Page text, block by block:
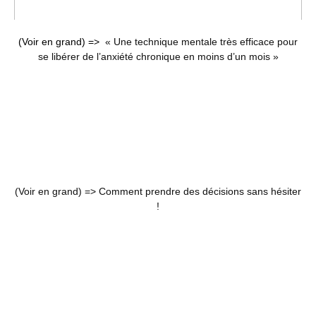
(Voir en grand) => « Une technique mentale très efficace pour
se libérer de l’anxiété chronique en moins d’un mois »
(Voir en grand) => Comment prendre des décisions sans hésiter
!